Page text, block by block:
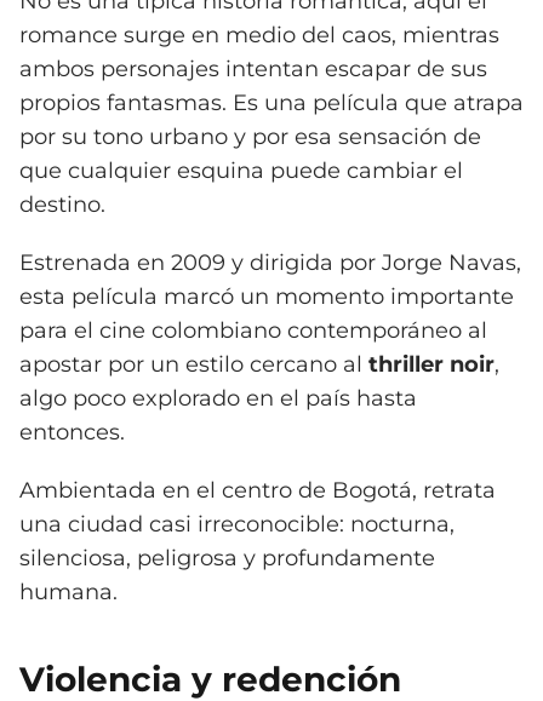
romance surge en medio del caos, mientras
ambos personajes intentan escapar de sus
propios fantasmas. Es una película que atrapa
por su tono urbano y por esa sensación de
que cualquier esquina puede cambiar el
destino.
Estrenada en 2009 y dirigida por Jorge Navas,
esta película marcó un momento importante
para el cine colombiano contemporáneo al
apostar por un estilo cercano al thriller noir,
algo poco explorado en el país hasta
entonces.
Ambientada en el centro de Bogotá, retrata
una ciudad casi irreconocible: nocturna,
silenciosa, peligrosa y profundamente
humana.
Violencia y redención